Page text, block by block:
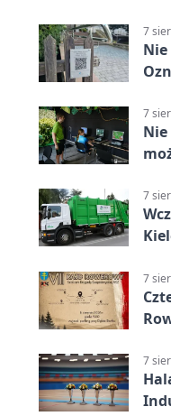
7
7
7
7
7